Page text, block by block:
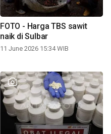
FOTO - Harga TBS sawit
naik di Sulbar
11 June 2026 15:34 WIB